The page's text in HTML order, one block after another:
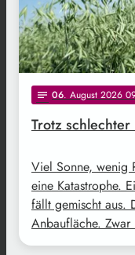
notes 06. August 2026
Trotz
Viel Sonne, wenig
eine Katastrophe.
fällt gemischt aus.
Anbaufläche.